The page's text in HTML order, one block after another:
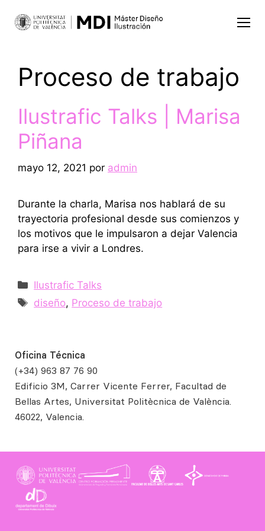
Proceso de trabajo
Ilustrafic Talks | Marisa
Piñana
mayo 12, 2021 por admin
Durante la charla, Marisa nos hablará de su
trayectoria profesional desde sus comienzos y
los motivos que le impulsaron a dejar Valencia
para irse a vivir a Londres.
Ilustrafic Talks
diseño, Proceso de trabajo
Oficina Técnica
(+34) 963 87 76 90
Edificio 3M, Carrer Vicente Ferrer, Facultad de
Bellas Artes, Universitat Politècnica de València.
46022, Valencia.